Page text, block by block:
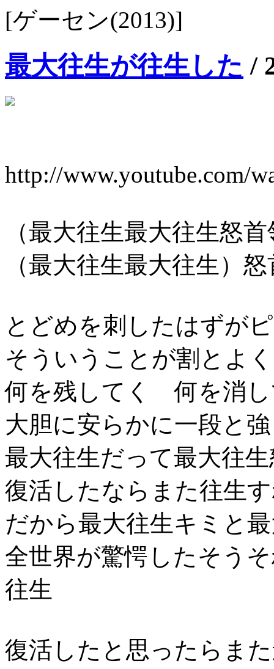
[ゲーセン(2013)]
最大往生が往生した /
http://www.youtube.com/
（最大往生最大往生怒
（最大往生最大往生）
とどめを刺したはずが
そういうことが割とよ
何を残してく 何を消
大胆に安らかに一段と
最大往生だって最大往
復活したならまた往生
だから最大往生キミと
全世界が驚愕したそ
往生
復活したと思ったらま